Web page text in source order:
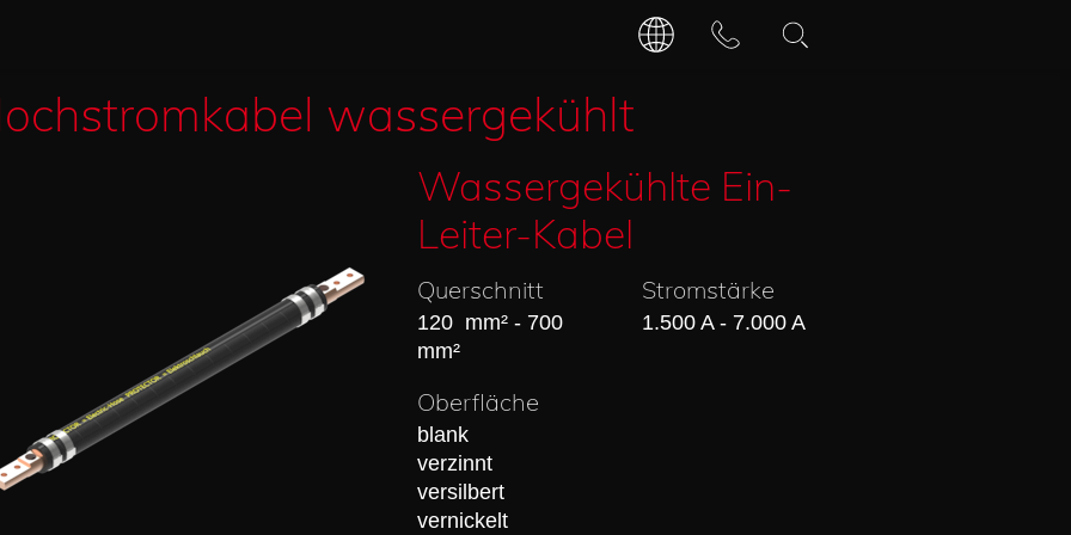
wassergekühlt
Wassergekühlte Ein-
Leiter-Kabel
Querschnitt
120 mm² - 700
mm²
Stromstärke
1.500 A - 7.000 A
Oberfläche
blank
verzinnt
versilbert
vernickelt